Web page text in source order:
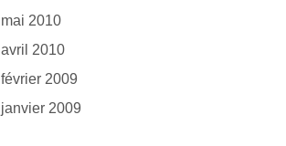
mai 2010
avril 2010
février 2009
janvier 2009